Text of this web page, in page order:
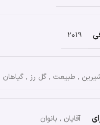
2019
, طبیعت , گل رز ,
آقایان , بانوان